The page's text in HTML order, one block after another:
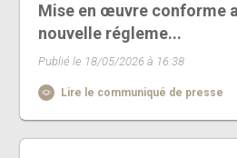
Mise en œuvre conforme
nouvelle régleme...
Publié le 18/05/2026 à 16:38
Lire le communiqué de presse